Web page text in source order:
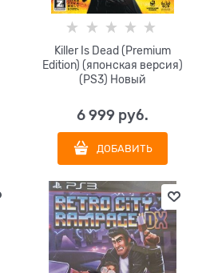
Killer Is Dead (Premium
Edition) (японская версия)
(PS3) Новый
6 999 руб.
ДОБАВИТЬ